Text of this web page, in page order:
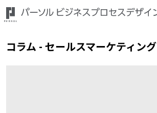
コラム - セールスマーケティング